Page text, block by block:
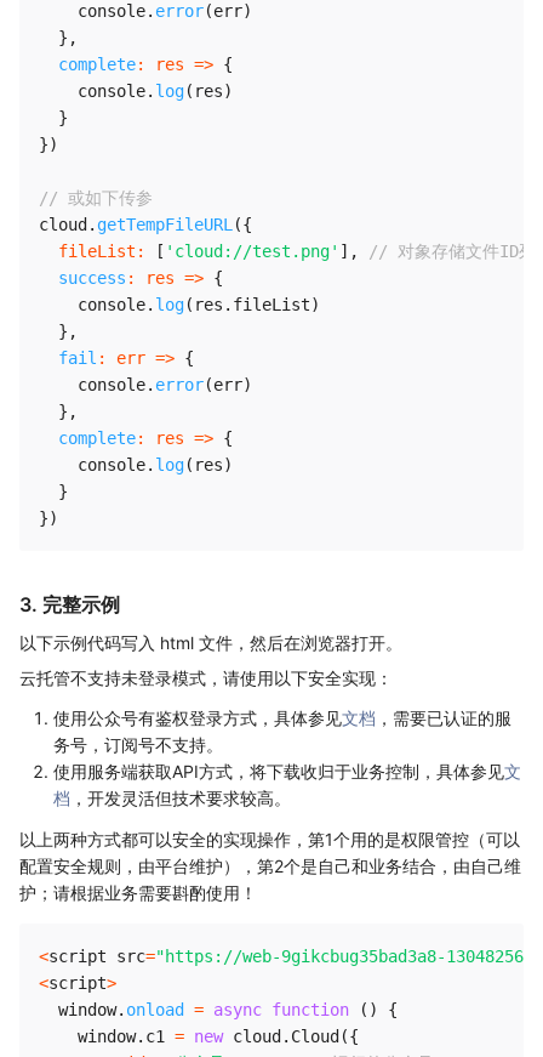
    console
. error(err)
} ,
complete: res => {
    console
. log( res)
}
})
// 或如下传参
cloud . getTempFileURL ({
fileList : [ 'cloud://test.png' ] ,
// 对象存储文件ID列
success : res => {
    console
. log( res . fileList)
} ,
fail : err => {
    console
. error(err)
} ,
complete: res => {
    console
. log( res)
}
})
3. 完整示例
以下示例代码写入 html 文件，然后在浏览器打开。
云托管不支持未登录模式，请使用以下安全实现：
使用公众号有鉴权登录方式，具体参见文档 ，需要已认证的服
务号，订阅号不支持。
使用服务端获取API方式，将下载收归于业务控制，具体参见文
档 ，开发灵活但技术要求较高。
以上两种方式都可以安全的实现操作，第1个用的是权限管控（可以
配置安全规则，由平台维护），第2个是自己和业务结合，由自己维
护；请根据业务需要斟酌使用！
<script src="https://web-9gikcbug35bad3a8-
<script>
  window
. onload = async function ( )
{
    window
. c1 = new cloud. Cloud({